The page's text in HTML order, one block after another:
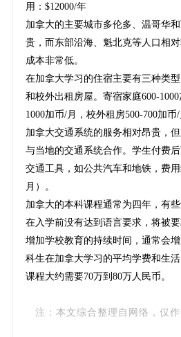
用：$12000/年
加拿大的主要城市多伦多、温哥华
贵，而东部沿海、魁北克等人口相
成本非常低。
在加拿大学习的住宿主要有三种类
和校外出租房屋。寄宿家庭600-
1000加币/月，校外租房500-700加币/
加拿大交通系统的服务相对昂贵，
与当地的交通系统合作。学生付费
交通工具，如公共汽车和地铁，费
月）。
加拿大的本科课程通常为四年，有
在入学前没有达到语言要求，将被
增加学校教育的持续时间，通常会
科生在加拿大学习的平均学费和生
课程大约需要70万到80万人民币。
注：本文综合整理自网络，仅